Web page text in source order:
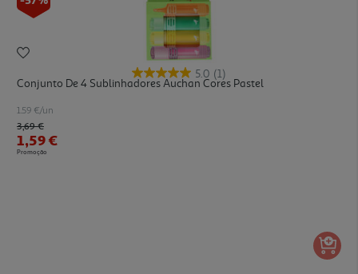
5.0 (1)
Conjunto De 4 Sublinhadores Auchan Cores Pastel
1.59 €/un
Price reduced from
3,69 €to
1,59 €
Promoção